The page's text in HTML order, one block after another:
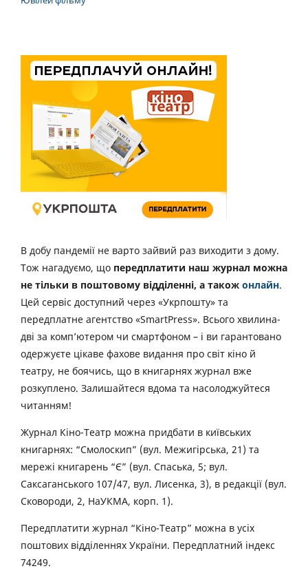
В добу пандемії не варто зайвий раз виходити з дому.
Тож нагадуємо, що передплатити наш журнал можна
не тільки в поштовому відділенні, а також онлайн.
Цей сервіс доступний через «Укрпошту» та
передплатне агентство «SmartPress». Всього хвилина-
дві за комп’ютером чи смартфоном – і ви гарантовано
одержуєте цікаве фахове видання про світ кіно й
театру, не боячись, що в книгарнях журнал вже
розкуплено. Залишайтеся вдома та насолоджуйтеся
читанням!
Журнал Кіно-Театр можна придбати в київських
книгарнях: “Смолоскип” (вул. Межигірська, 21) та
мережі книгарень “Є” (вул. Спаська, 5; вул.
Саксаганського 107/47, вул. Лисенка, 3), в редакції (вул.
Сковороди, 2, НаУКМА, корп. 1).
Передплатити журнал “Кіно-Театр” можна в усіх
поштових відділеннях України. Передплатний індекс
74249.